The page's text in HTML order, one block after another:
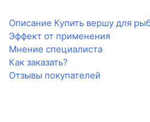
Описание Купить вершу для
Эффект от применения
Мнение специалиста
Как заказать?
Отзывы покупателей